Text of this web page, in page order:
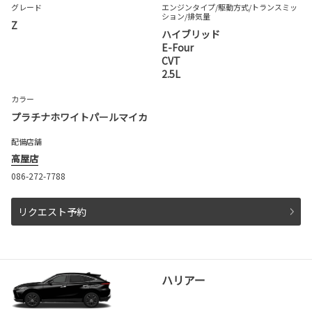
グレード
Z
エンジンタイプ/駆動方式/トランスミッ
ション/排気量
ハイブリッド
E-Four
CVT
2.5L
カラー
プラチナホワイトパールマイカ
配備店舗
高屋店
086-272-7788
リクエスト予約
ハリアー